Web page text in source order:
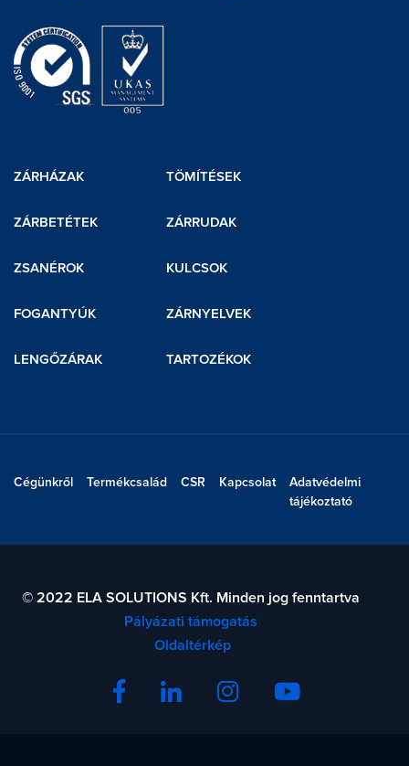
ZÁRHÁZAK
ZÁRBETÉTEK
ZSANÉROK
FOGANTYÚK
LENGŐZÁRAK
TÖMÍTÉSEK
ZÁRRUDAK
KULCSOK
ZÁRNYELVEK
TARTOZÉKOK
Cégünkről Termékcsalád CSR Kapcsolat
Adatvédelmi
tájékoztató
© 2022 ELA SOLUTIONS Kft. Minden jog fenntartva
Pályázati támogatás
Oldaltérkép